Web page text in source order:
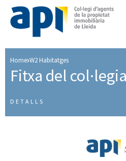
Home W2 Habitatges
Fitxa del
DETALLS